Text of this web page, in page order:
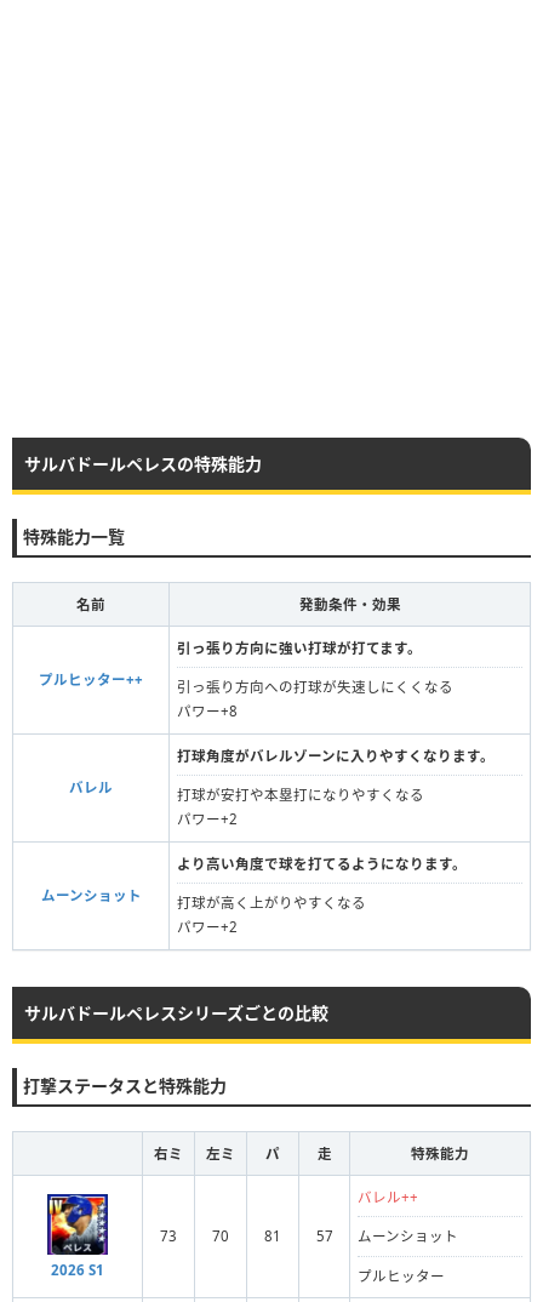
サルバドールペレスの特殊能力
特殊能力一覧
名前 発動条件・効果
プルヒッター++
引っ張り方向に強い打球が打てます。
引っ張り方向への打球が失速しにくくなる
パワー+8
バレル
打球角度がバレルゾーンに入りやすくなります。
打球が安打や本塁打になりやすくなる
パワー+2
ムーンショット
より高い角度で球を打てるようになります。
打球が高く上がりやすくなる
パワー+2
サルバドールペレスシリーズごとの比較
打撃ステータスと特殊能力
右ミ 左ミ パ 走 特殊能力
2026 S1
73 70 81 57
バレル++
ムーンショット
プルヒッター